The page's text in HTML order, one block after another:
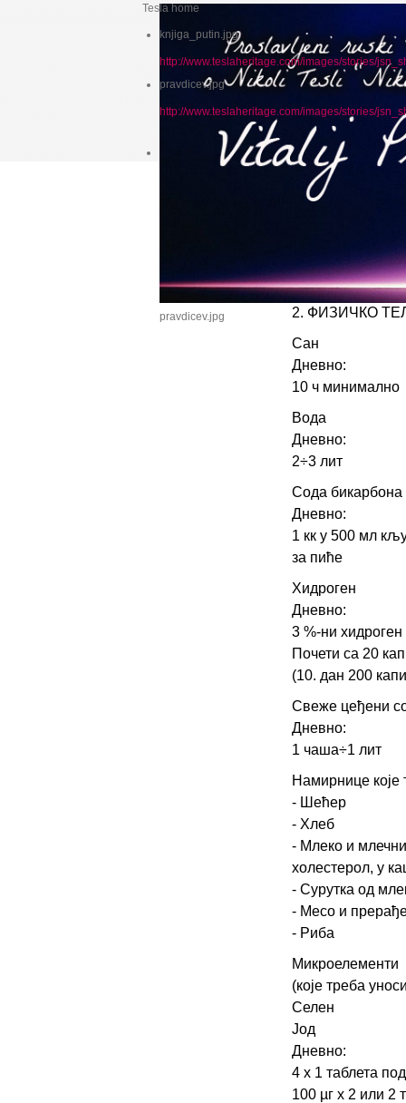
pravdicev.jpg
Tesla home
knjiga_putin.jpg
http://www.teslaheritage.com/images/stories/
pravdicev.jpg
http://www.teslaheritage.com/images/stories/
НЕ МОЖЕ ДА
-ИСПОВЕДАТИ
-МОЛИТИ СЕ
2. ФИЗИЧКО
Сан
Дневно:
10 ч минимално
Вода
Дневно:
2÷3 лит
Сода бикарбона
Дневно:
1 кк у 500 мл
за пиће
Хидроген
Дневно:
3 %-ни
Почети са 20
(10. дан 200
Свеже цеђени
Дневно:
1 чаша÷1 лит
Намирнице које
- Шећер
- Хлеб
- Млеко и
холестерол, у
- Сурутка од
- Месо и
- Риба
Микроелементи
(које треба
Селен
Јод
Дневно:
4 х 1 таблета
100 µг х 2 или 2